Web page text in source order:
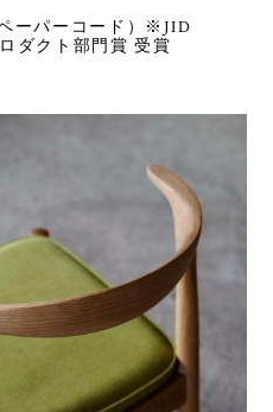
ーパーコード）※JID
ダクト部門賞 受賞